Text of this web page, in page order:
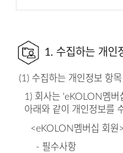
1. 수집하는 개인
(1) 수집하는 개인정보 항목
1) 회사는 ‘eKOLON멤버
아래와 같이 개인정보를
<eKOLON멤버십 회원>
- 필수사항